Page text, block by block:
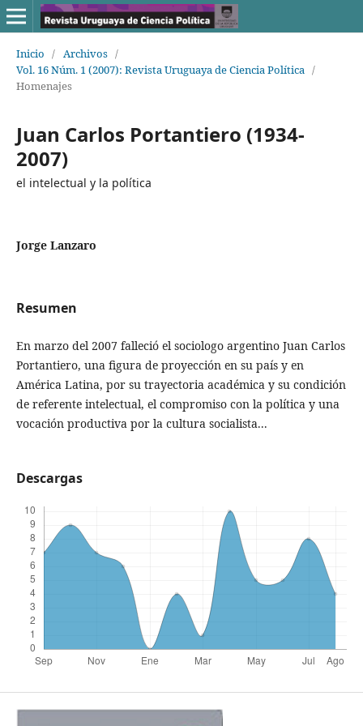
Inicio / Archivos /
Vol. 16 Núm. 1 (2007): Revista Uruguaya de Ciencia Política /
Homenajes
Juan Carlos Portantiero (1934-
2007)
el intelectual y la política
Jorge Lanzaro
Resumen
En marzo del 2007 falleció el sociologo argentino Juan Carlos
Portantiero, una figura de proyección en su país y en
América Latina, por su trayectoria académica y su condición
de referente intelectual, el compromiso con la política y una
vocación productiva por la cultura socialista...
Descargas